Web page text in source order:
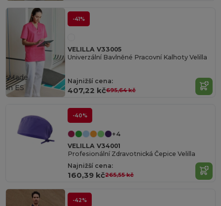
-41%
VELILLA V33005
Univerzální Bavlněné Pracovní Kalhoty Velilla
Najnižší cena:
407,22 kč695,64 kč
Made
in ES
-40%
+4
VELILLA V34001
Profesionální Zdravotnická Čepice Velilla
Najnižší cena:
160,39 kč265,55 kč
-42%